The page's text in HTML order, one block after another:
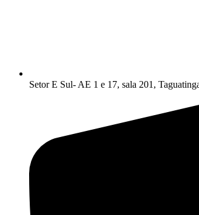
Setor E Sul- AE 1 e 17, sala 201,